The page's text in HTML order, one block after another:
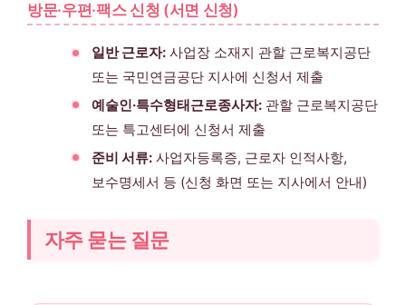
방문·우편·팩스 신청 (서면 신청)
일반 근로자:사업장 소재지 관할 근로복지공단
또는 국민연금공단 지사에 신청서 제출
예술인·특수형태근로종사자:관할 근로복지공단
또는 특고센터에 신청서 제출
준비 서류:사업자등록증, 근로자 인적사항,
보수명세서 등 (신청 화면 또는 지사에서 안내)
자주 묻는 질문